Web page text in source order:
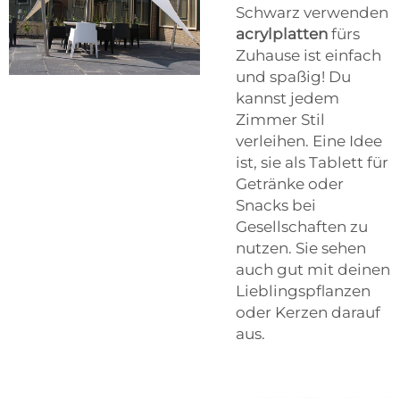
Schwarz verwenden
acrylplatten fürs
Zuhause ist einfach
und spaßig! Du
kannst jedem
Zimmer Stil
verleihen. Eine Idee
ist, sie als Tablett für
Getränke oder
Snacks bei
Gesellschaften zu
nutzen. Sie sehen
auch gut mit deinen
Lieblingspflanzen
oder Kerzen darauf
aus.